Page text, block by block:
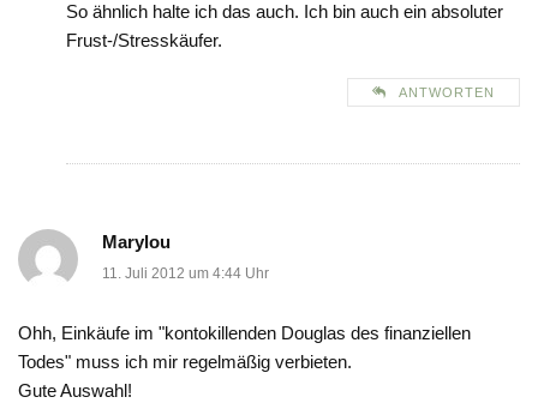
So ähnlich halte ich das auch. Ich bin auch ein absoluter
Frust-/Stresskäufer.
ANTWORTEN
Marylou
11. Juli 2012 um 4:44 Uhr
Ohh, Einkäufe im "kontokillenden Douglas des finanziellen
Todes" muss ich mir regelmäßig verbieten.
Gute Auswahl!